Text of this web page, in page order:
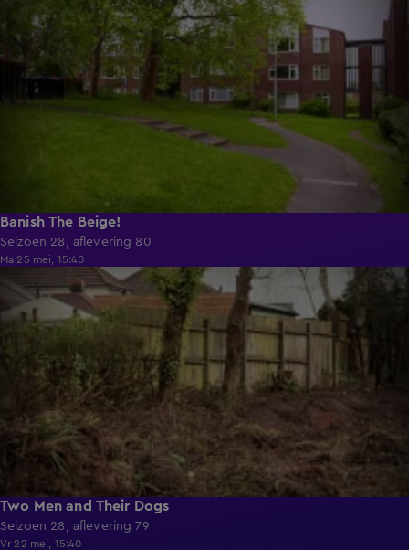
Banish The Beige!
Seizoen 28, aflevering 80
Ma 25 mei, 15:40
Two Men and Their Dogs
Seizoen 28, aflevering 79
Vr 22 mei, 15:40